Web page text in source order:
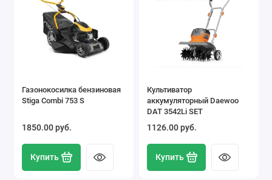
Газонокосилка бензиновая
Stiga Combi 753 S
1850.00 pуб.
Купить
Культиватор
аккумуляторный Daewoo
DAT 3542Li SET
1126.00 pуб.
Купить